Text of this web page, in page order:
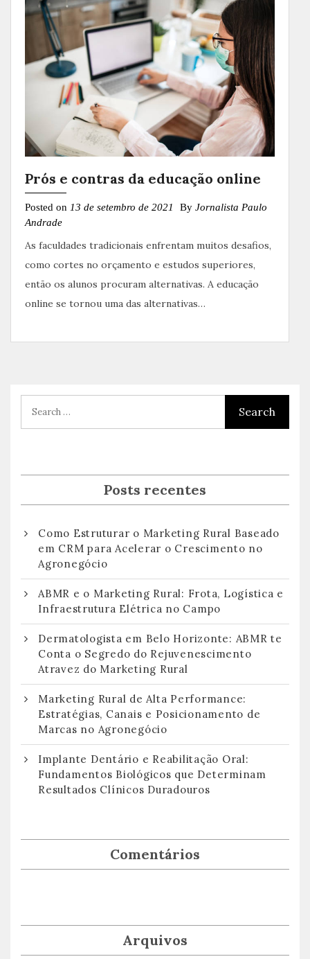
Prós e contras da educação online
Posted on 13 de setembro de 2021 By Jornalista Paulo
Andrade
As faculdades tradicionais enfrentam muitos desafios,
como cortes no orçamento e estudos superiores,
então os alunos procuram alternativas. A educação
online se tornou uma das alternativas…
Posts recentes
Como Estruturar o Marketing Rural Baseado
em CRM para Acelerar o Crescimento no
Agronegócio
ABMR e o Marketing Rural: Frota, Logística e
Infraestrutura Elétrica no Campo
Dermatologista em Belo Horizonte: ABMR te
Conta o Segredo do Rejuvenescimento
Atravez do Marketing Rural
Marketing Rural de Alta Performance:
Estratégias, Canais e Posicionamento de
Marcas no Agronegócio
Implante Dentário e Reabilitação Oral:
Fundamentos Biológicos que Determinam
Resultados Clínicos Duradouros
Comentários
Arquivos